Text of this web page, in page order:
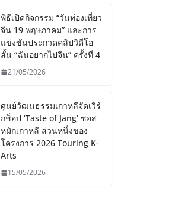
พิธีเปิดกิจกรรม “วันท่องเที่ยว
จีน 19 พฤษภาคม” และการ
แข่งขันประกวดคลิปวิดีโอ
สั้น “ฉันอยากไปจีน” ครั้งที่ 4
21/05/2026
ศูนย์วัฒนธรรมเกาหลีจัดเวิร์
กช็อป ‘Taste of Jang’ ซอส
หมักเกาหลี ส่วนหนึ่งของ
โครงการ 2026 Touring K-
Arts
15/05/2026